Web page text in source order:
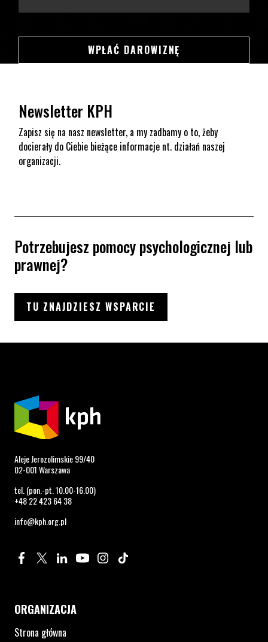
WPŁAĆ DAROWIZNĘ
Newsletter KPH
Zapisz się na nasz newsletter, a my zadbamy o to, żeby
docierały do Ciebie bieżące informacje nt. działań naszej
organizacji.
Potrzebujesz pomocy psychologicznej lub
prawnej?
TU ZNAJDZIESZ WSPARCIE
Aleje Jerozolimskie 99/40
02-001 Warszawa
tel. (pon.-pt. 10.00-16.00)
+48 22 423 64 38
info@kph.org.pl
Profil na Facebook. Strona otwiera się w nowym oknie.
Profil na Twitter. Strona otwiera się w nowym oknie.
Profil na LinkedIn. Strona otwiera się w nowym oknie.
Profil na YouTube. Strona otwiera się w nowym
Profil na Instagram. Strona otwiera się
ORGANIZACJA
Strona główna